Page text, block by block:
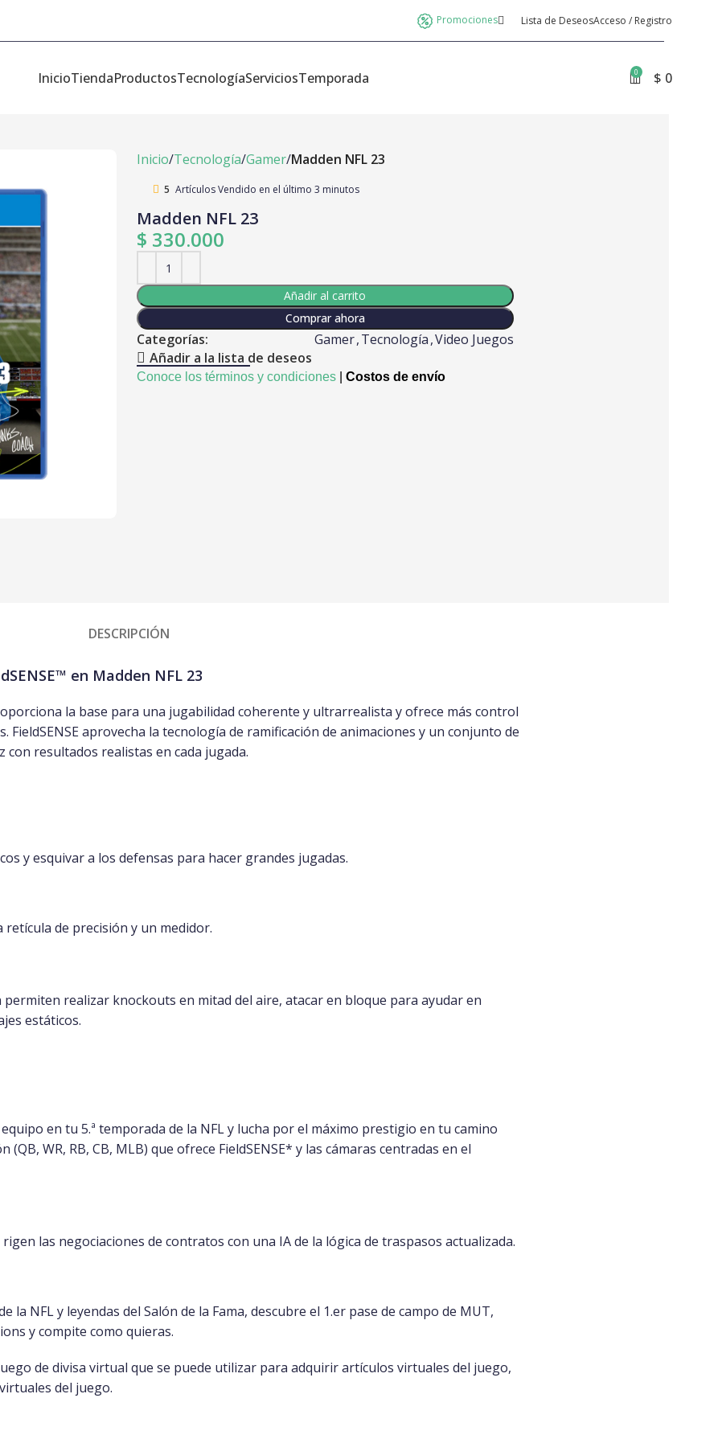
Promociones Lista de DeseosAcceso / Registro
InicioTiendaProductosTecnologíaServiciosTemporada 0 $ 0
Inicio Tecnología Gamer Madden NFL 23
5 Artículos Vendido en el último 3 minutos
Madden NFL 23
$ 330.000
Añadir al carrito
Comprar ahora
Categorías: Gamer,Tecnología,Video Juegos
Añadir a la lista de deseos
Conoce los términos y condiciones Costos de envío
DESCRIPCIÓN
en Madden NFL 23
la base para una jugabilidad coherente y ultrarrealista y ofrece más control
FieldSENSE aprovecha la tecnología de ramificación de animaciones y un conjunto de
resultados realistas en cada jugada.
y esquivar a los defensas para hacer grandes jugadas.
de precisión y un medidor.
realizar knockouts en mitad del aire, atacar en bloque para ayudar en
estáticos.
en tu 5.ª temporada de la NFL y lucha por el máximo prestigio en tu camino
(QB, WR, RB, CB, MLB) que ofrece FieldSENSE* y las cámaras centradas en el
las negociaciones de contratos con una IA de la lógica de traspasos actualizada.
la NFL y leyendas del Salón de la Fama, descubre el 1.er pase de campo de MUT,
y compite como quieras.
de divisa virtual que se puede utilizar para adquirir artículos virtuales del juego,
del juego.